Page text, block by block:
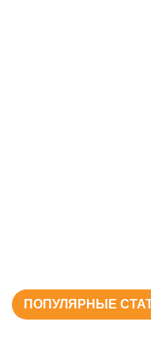
ПОПУЛЯРНЫЕ